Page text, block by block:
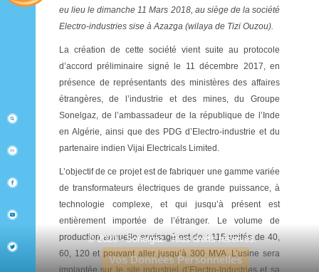
eu lieu le dimanche 11 Mars 2018, au siège de la société
Electro-industries sise à Azazga (wilaya de Tizi Ouzou).
La création de cette société vient suite au protocole
d’accord préliminaire signé le 11 décembre 2017, en
présence de représentants des ministères des affaires
étrangères, de l’industrie et des mines, du Groupe
Sonelgaz, de l’ambassadeur de la république de l’Inde
en Algérie, ainsi que des PDG d’Electro-industrie et du
partenaire indien Vijai Electricals Limited.
L’objectif de ce projet est de fabriquer une gamme variée
de transformateurs électriques de grande puissance, à
technologie complexe, et qui jusqu’à présent est
entièrement importée de l’étranger. Le volume de
production annuelle envisagé est de : 115 unités de 40,
60, 120 et pouvant aller jusqu’à 300 MVA. L’usine sera
© 2020 - Sonelgaz. Tous droits réservés.
Vos Données Personnelles